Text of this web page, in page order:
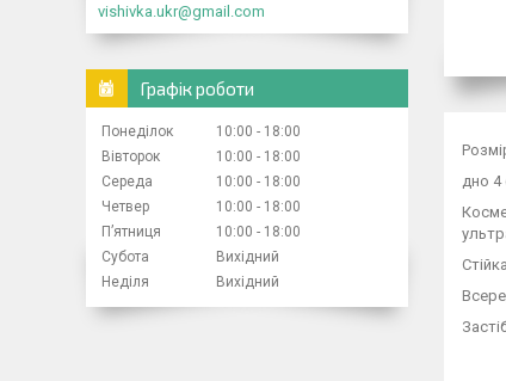
дно 4
vishivka.ukr@gmail.com
Графік роботи
Понеділок 10:00
18:00
Вівторок
10:00
18:00
Середа
10:00
18:00
Четвер
10:00
18:00
Пʼятниця
10:00
18:00
Субота
Вихідний
Неділя
Вихідний